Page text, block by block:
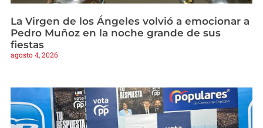
La Virgen de los Ángeles volvió a emocionar a
Pedro Muñoz en la noche grande de sus
fiestas
agosto 4, 2026